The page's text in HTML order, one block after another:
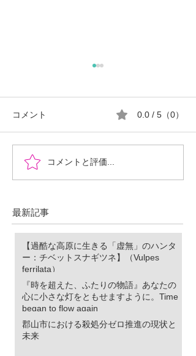
『時を超えた、ふたりの
物語』あなたの心に小さ
に。Time began to flow again
コメント 0.0 / 5（0）
コメントと評価...
最新記事
【過酷な高原に生きる「虚無」のハンタ
ー：チベットスナギツネ】（Vulpes
ferrilata）
『時を超えた、ふたりの物語』あなたの
心に小さな灯をともせますように。Time
began to flow again
郡山市における殺処分ゼロ推進の現状と
未来